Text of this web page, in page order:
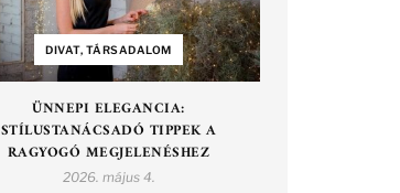
DIVAT, TÁRSADALOM
ÜNNEPI ELEGANCIA:
STÍLUSTANÁCSADÓ TIPPEK A
RAGYOGÓ MEGJELENÉSHEZ
2026. május 4.